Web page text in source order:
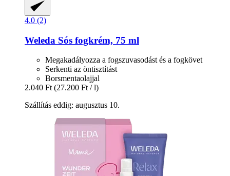
4.0 (2)
Weleda Sós fogkrém, 75 ml
Megakadályozza a fogszuvasodást és a fogkövet
Serkenti az öntisztítást
Borsmentaolajjal
2.040 Ft (27.200 Ft / l)
Szállítás eddig: augusztus 10.